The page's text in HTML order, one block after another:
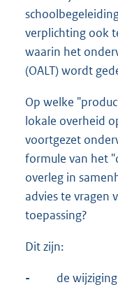
verplichting ook
waarin het
(OALT) wordt
Op welke
lokale overheid
voortgezet
formule van het
overleg in
advies te vragen
toepassing?
Dit zijn:
-
de